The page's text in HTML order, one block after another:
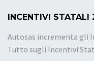
INCENTIVI STATALI
Autosas incrementa gli
Tutto sugli Incentivi